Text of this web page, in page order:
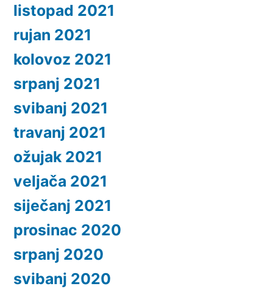
listopad 2021
rujan 2021
kolovoz 2021
srpanj 2021
svibanj 2021
travanj 2021
ožujak 2021
veljača 2021
siječanj 2021
prosinac 2020
srpanj 2020
svibanj 2020